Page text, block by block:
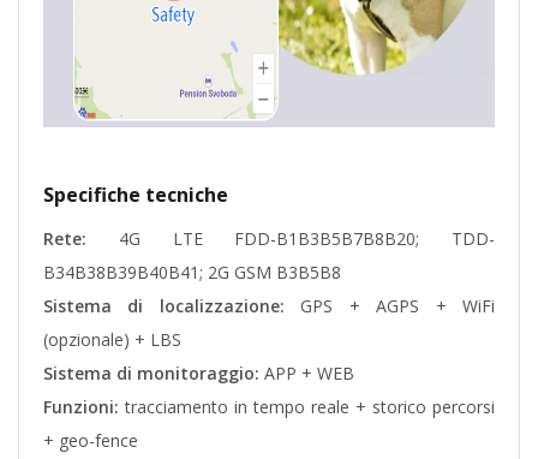
Specifiche tecniche
Rete: 4G LTE FDD-B1B3B5B7B8B20; TDD-
B34B38B39B40B41; 2G GSM B3B5B8
Sistema di localizzazione: GPS + AGPS + WiFi
(opzionale) + LBS
Sistema di monitoraggio: APP + WEB
Funzioni: tracciamento in tempo reale + storico percorsi
+ geo-fence